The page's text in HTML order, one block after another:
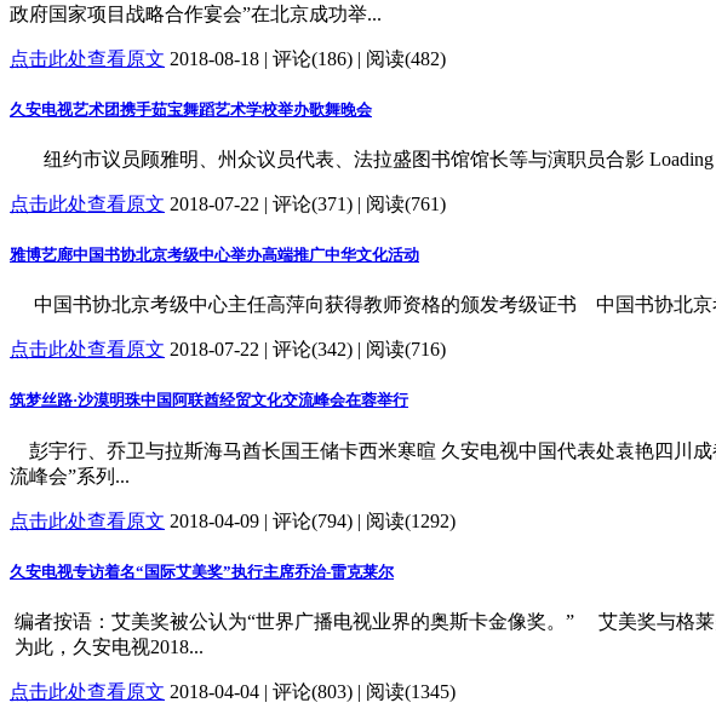
政府国家项目战略合作宴会”在北京成功举...
点击此处查看原文 2018-08-18 | 评论(186) | 阅读(482)
久安电视艺术团携手茹宝舞蹈艺术学校举办歌舞晚会
纽约市议员顾雅明、州众议员代表、法拉盛图书馆馆长等与演职员合影
点击此处查看原文 2018-07-22 | 评论(371) | 阅读(761)
雅博艺廊中国书协北京考级中心举办高端推广中华文化活动
中国书协北京考级中心主任高萍向获得教师资格的颁发考级证书 中国书协北
点击此处查看原文 2018-07-22 | 评论(342) | 阅读(716)
筑梦丝路·沙漠明珠中国阿联酋经贸文化交流峰会在蓉举行
彭宇行、乔卫与拉斯海马酋长国王储卡西米寒暄 久安电视中国代表处袁艳四川
流峰会”系列...
点击此处查看原文 2018-04-09 | 评论(794) | 阅读(1292)
久安电视专访着名“国际艾美奖”执行主席乔治-雷克莱尔
编者按语：艾美奖被公认为“世界广播电视业界的奥斯卡金像奖。” 艾美奖与格莱
为此，久安电视2018...
点击此处查看原文 2018-04-04 | 评论(803) | 阅读(1345)